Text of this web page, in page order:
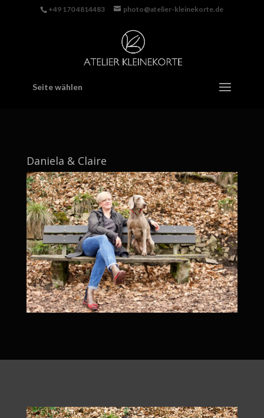
+49 170 4814483‬ photo@atelier-kleinekorte.de
Seite wählen
Daniela & Claire